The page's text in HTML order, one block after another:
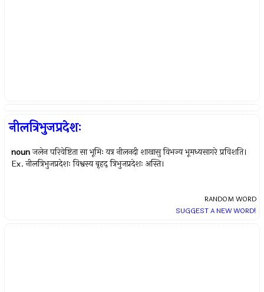
नीलत्रिभुजप्रदेशः
noun जलेन परिवेष्टिता सा भूमिः यत्र नीलनदी शाखासु विभज्य भूमध्यसागरे प्रविशति।
Ex.नीलत्रिभुजप्रदेशः विश्वस्य बृहद् त्रिभुजप्रदेशः अस्ति।
RANDOM WORD
SUGGEST A NEW WORD!